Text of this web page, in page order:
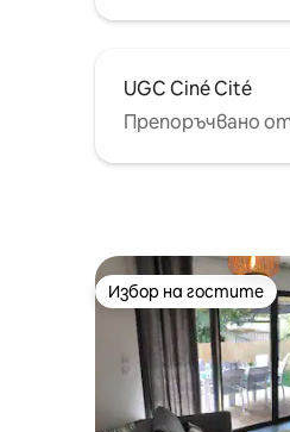
UGC Ciné Cité
Препоръчвано
Избор на гостите
Избор на гостите